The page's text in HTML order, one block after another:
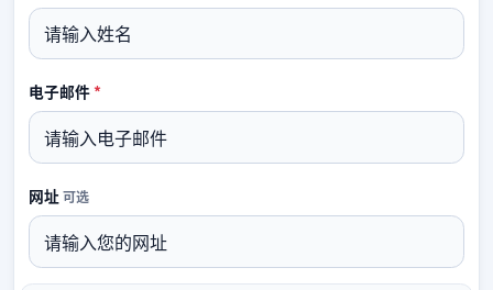
电子邮件*必填
网址 可选